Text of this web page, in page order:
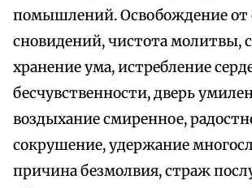
помышлений. Освобождение от
сновидений, чистота молитвы,
хранение ума, истребление
бесчувственности, дверь
воздыхание смиренное,
сокрушение, удержание
причина безмолвия, страж